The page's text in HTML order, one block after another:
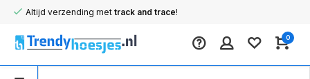
Altijd verzending met track and trace!
0